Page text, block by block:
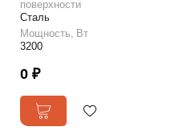
поверхности
Сталь
Мощность, Вт
3200
0 ₽